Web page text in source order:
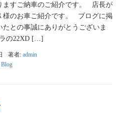
ますご納車のご紹介です。 店長が
様のお車ご紹介です。 ブログに掲
との事誠にありがとうございま
の22XD […]
著者: admin
Blog